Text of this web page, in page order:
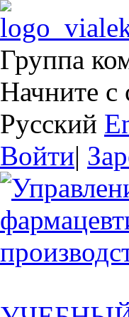
Группа
Начните
Русский
Войти|